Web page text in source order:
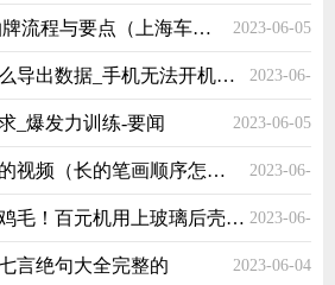
05
焦点报道:上海车牌拍牌流程与要点（上海车牌拍牌流程） 2023-06-05
魅族手机无法开机怎么导出数据_手机无法开机怎么导出数据_环球热消息 2023-06-
05
_爆发力训练-要闻 2023-06-05
长的笔画顺序怎么写的视频（长的笔画顺序怎么写） 全球速看料 2023-06-
05
前沿热点：起重机吊鸡毛！百元机用上玻璃后壳：支持18W快充送67W充电器！ 2023-06-
05
言绝句大全完整的 2023-06-04